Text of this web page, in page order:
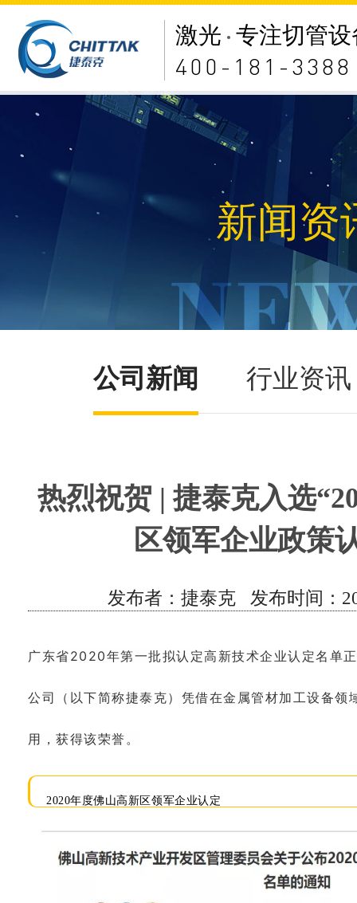
激光 专注切管设
400-181-3388
新闻资
公司新闻 行业资讯
热烈祝贺 | 捷泰克入选
区领军企业政策
发布者：捷泰克 发布时间：
广东省2020年第一批拟认定高新技术企业认定名单
公司（以下简称捷泰克）凭借在金属管材加工设备领
用，获得该荣誉。
2020年度佛山高新区领军企业认定